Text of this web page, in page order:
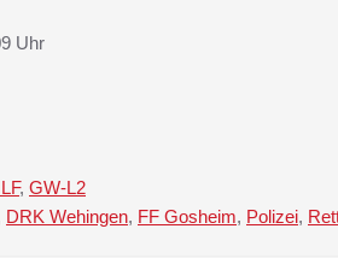
Uhr
, GW-L2
DRK Wehingen, FF Gosheim, Polizei,